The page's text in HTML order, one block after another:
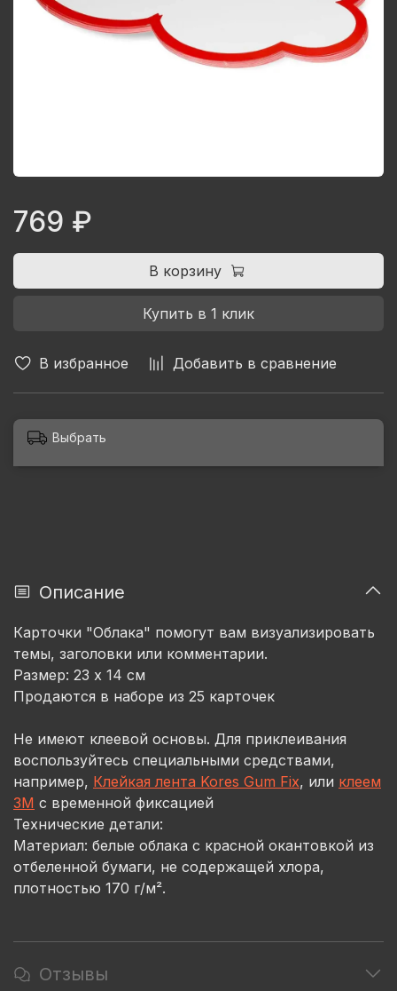
В избранное Добавить в сравнение
769 ₽
В корзину
Купить в 1 клик
Выбрать
Описание
Карточки "Облака" помогут вам визуализировать
темы, заголовки или комментарии.
Размер: 23 x 14 см
Продаются в наборе из 25 карточек
Не имеют клеевой основы. Для приклеивания
воспользуйтесь специальными средствами,
например, Клейкая лента Kores Gum Fix, или клеем
3М с временной фиксацией
Технические детали:
Материал: белые облака с красной окантовкой из
отбеленной бумаги, не содержащей хлора,
плотностью 170 г/м².
Отзывы